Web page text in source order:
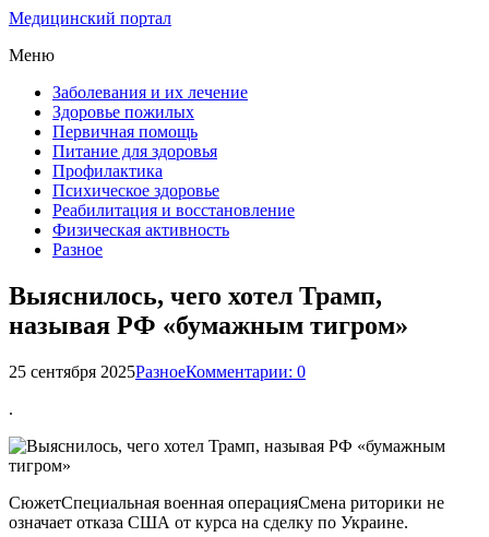
Медицинский портал
Меню
Заболевания и их лечение
Здоровье пожилых
Первичная помощь
Питание для здоровья
Профилактика
Психическое здоровье
Реабилитация и восстановление
Физическая активность
Разное
Выяснилось, чего хотел Трамп,
называя РФ «бумажным тигром»
25 сентября 2025РазноеКомментарии: 0
.
СюжетСпециальная военная операцияСмена риторики не
означает отказа США от курса на сделку по Украине.